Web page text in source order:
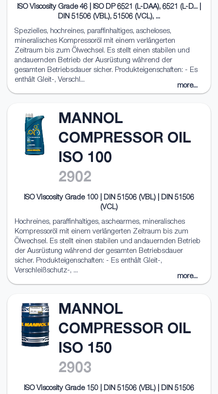
ISO Viscosity Grade 46 | ISO DP 6521 (L-DAA), 6521 (L-D... |
DIN 51506 (VBL), 51506 (VCL), ...
Spezielles, hochreines, paraffinhaltiges, ascheloses,
mineralisches Kompressoröl mit einem verlängerten
Zeitraum bis zum Ölwechsel. Es stellt einen stabilen und
andauernden Betrieb der Ausrüstung während der
gesamten Betriebsdauer sicher. Produkteigenschaften: - Es
enthält Gleit-, Verschl...
more...
MANNOL
COMPRESSOR OIL
ISO 100
2902
ISO Viscosity Grade 100 | DIN 51506 (VBL) | DIN 51506
(VCL)
Hochreines, paraffinhaltiges, aschearmes, mineralisches
Kompressoröl mit einem verlängerten Zeitraum bis zum
Ölwechsel. Es stellt einen stabilen und andauernden Betrieb
der Ausrüstung während der gesamten Betriebsdauer
sicher. Produkteigenschaften: - Es enthält Gleit-,
Verschleißschutz-, ...
more...
MANNOL
COMPRESSOR OIL
ISO 150
2903
ISO Viscosity Grade 150 | DIN 51506 (VBL) | DIN 51506